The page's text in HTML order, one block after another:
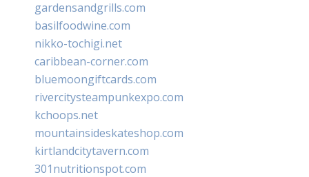
gardensandgrills.com
basilfoodwine.com
nikko-tochigi.net
caribbean-corner.com
bluemoongiftcards.com
rivercitysteampunkexpo.com
kchoops.net
mountainsideskateshop.com
kirtlandcitytavern.com
301nutritionspot.com